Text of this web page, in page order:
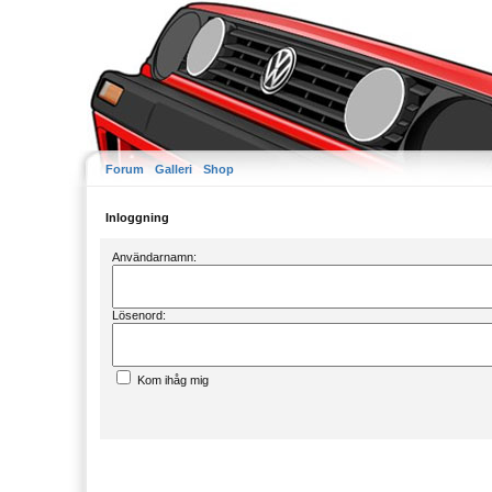
Forum Galleri Shop
Inloggning
Användarnamn:
Lösenord:
Kom ihåg mig